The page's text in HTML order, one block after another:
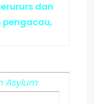
dan
pengacau,
Asylum: